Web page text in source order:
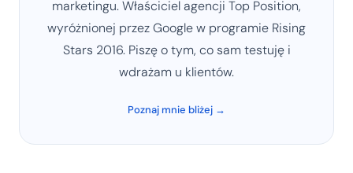
marketingu. Właściciel agencji Top Position,
wyróżnionej przez Google w programie Rising
Stars 2016. Piszę o tym, co sam testuję i
wdrażam u klientów.
Poznaj mnie bliżej →